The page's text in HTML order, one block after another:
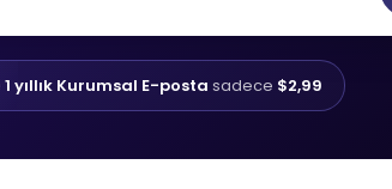
1 yıllık Kurumsal E-posta sadece $2,99